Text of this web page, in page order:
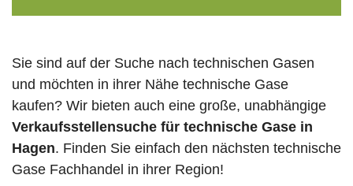
Sie sind auf der Suche nach technischen Gasen
und möchten in ihrer Nähe technische Gase
kaufen? Wir bieten auch eine große, unabhängige
Verkaufsstellensuche für technische Gase in
Hagen. Finden Sie einfach den nächsten technische
Gase Fachhandel in ihrer Region!